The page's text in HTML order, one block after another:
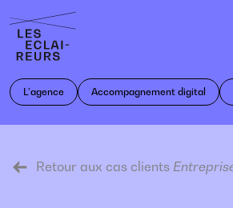
Panneau de gestion des cookies
L’agence Accompagnement digital
Retour aux cas clients